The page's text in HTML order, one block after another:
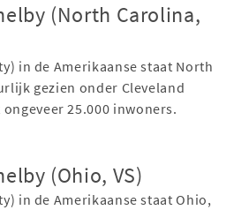
(North Carolina,
in de Amerikaanse staat North
gezien onder Cleveland
25.000 inwoners.
(Ohio, VS)
in de Amerikaanse staat Ohio,